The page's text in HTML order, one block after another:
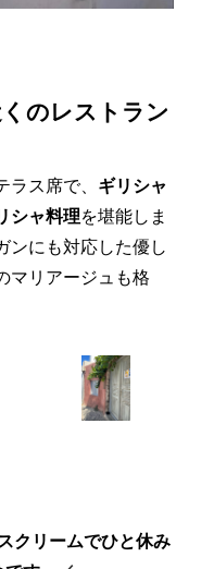
のレストラン
ス席で、 ギリシャ
シャ料理を堪能しま
ンにも対応した優し
マリアージュも格
クリームでひと休み